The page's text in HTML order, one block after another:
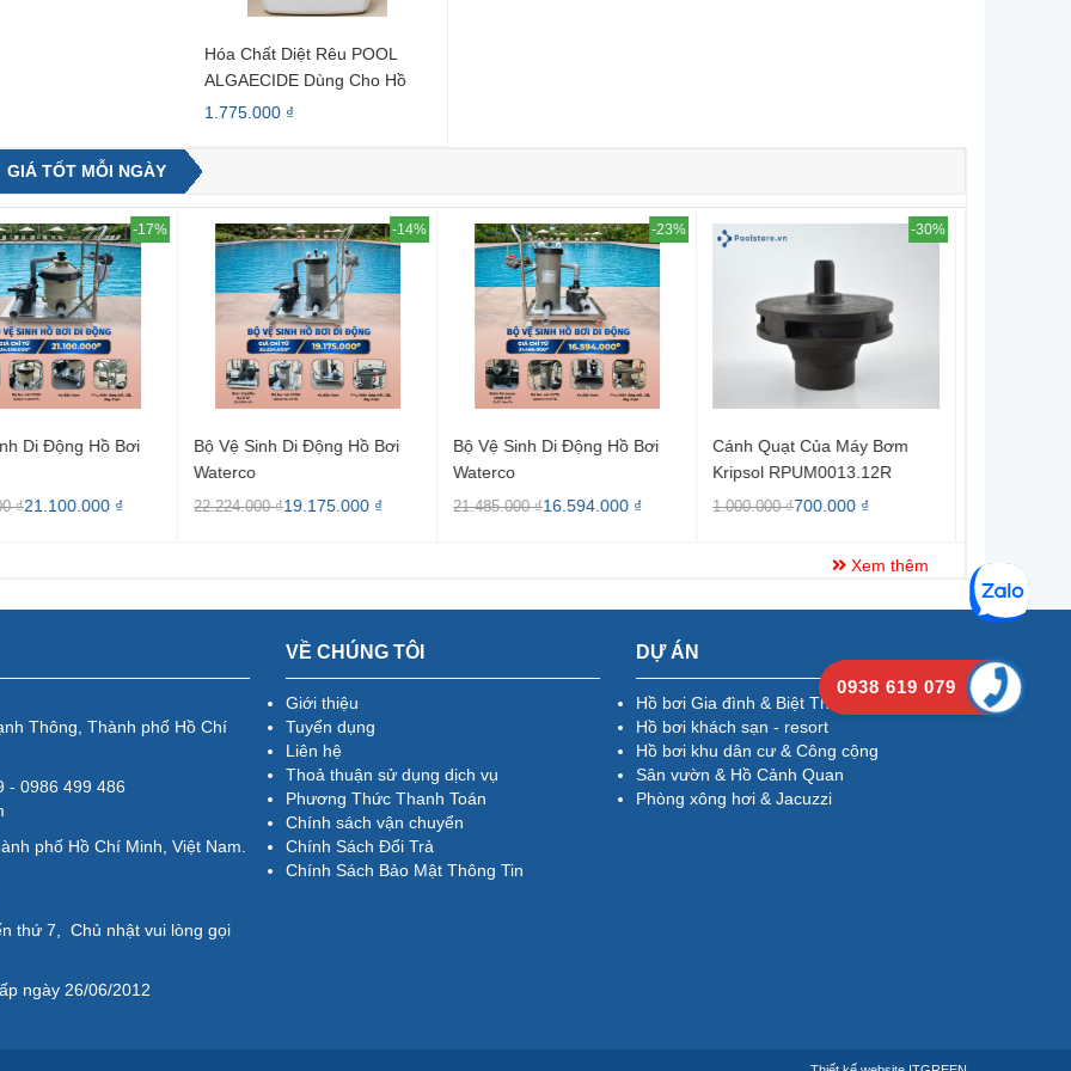
Hóa Chất Diệt Rêu POOL
ALGAECIDE Dùng Cho Hồ
Bơi
1.775.000 ₫
GIÁ TỐT MỖI NGÀY
-14%
Di Động Hồ Bơi
₫19.175.000 ₫
-23%
Bộ Vệ Sinh Di Động Hồ Bơi
Waterco
21.485.000 ₫16.594.000 ₫
-30%
Cánh Quạt Của Máy Bơm
Kripsol RPUM0013.12R
1.000.000 ₫700.000 ₫
-30%
Khuếch Tán Nước Của Máy
Bơm KAP-KA Kripsol
RPUM0012.05R
670.000 ₫468.000 ₫
Xem thêm
Thông, Thành phố Hồ Chí
- 0986 499 486
phố Hồ Chí Minh, Việt Nam.
thứ 7, Chủ nhật vui lòng gọi
ngày 26/06/2012
VỀ CHÚNG TÔI
Giới thiệu
Tuyển dụng
Liên hệ
Thoả thuận sử dụng dịch vụ
Phương Thức Thanh Toán
Chính sách vận chuyển
Chính Sách Đổi Trả
Chính Sách Bảo Mật Thông Tin
DỰ ÁN
Hồ bơi Gia đình & Biệt Thự
Hồ bơi khách sạn - resort
Hồ bơi khu dân cư & Công cộng
Sân vườn & Hồ Cảnh Quan
Phòng xông hơi & Jacuzzi
0938 619 079